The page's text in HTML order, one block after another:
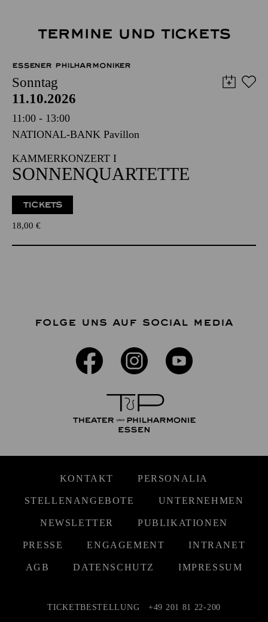
TERMINE UND TICKETS
ESSENER PHILHARMONIKER
Sonntag
11.10.2026
11:00 - 13:00
NATIONAL-BANK Pavillon
KAMMERKONZERT I
SONNENQUARTETTE
TICKETS
18,00 €
FOLGE UNS AUF SOCIAL MEDIA
KONTAKT PERSONALIA
STELLENANGEBOTE UNTERNEHMEN
NEWSLETTER PUBLIKATIONEN
PRESSE ENGAGEMENT INTRANET
AGB DATENSCHUTZ IMPRESSUM
TICKETBESTELLUNG +49 201 81 22-200